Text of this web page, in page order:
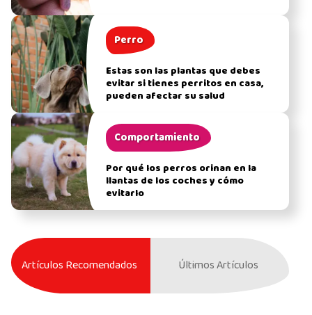
Perro
Estas son las plantas que debes
evitar si tienes perritos en casa,
pueden afectar su salud
Comportamiento
Por qué los perros orinan en la
llantas de los coches y cómo
evitarlo
Artículos Recomendados Últimos Artículos